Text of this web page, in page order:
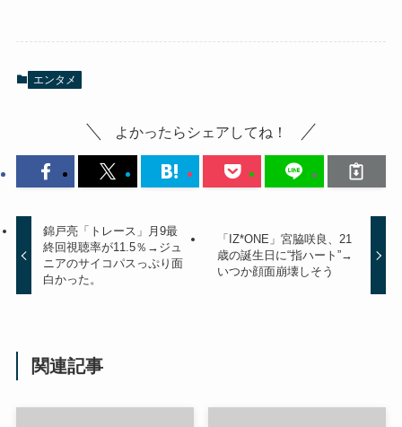
エンタメ
よかったらシェアしてね！
錦戸亮「トレース」月9最
終回視聴率が11.5％→ジュ
ニアのサイコパスっぷり面
白かった。
「IZ*ONE」宮脇咲良、21
歳の誕生日に“指ハート”→
いつか顔面崩壊しそう
関連記事